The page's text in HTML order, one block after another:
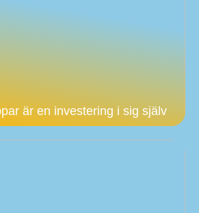
är en investering i sig själv